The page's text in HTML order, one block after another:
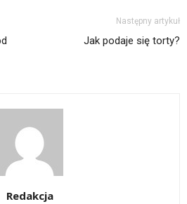
Następny artykuł
Jak podaje się torty?
Redakcja